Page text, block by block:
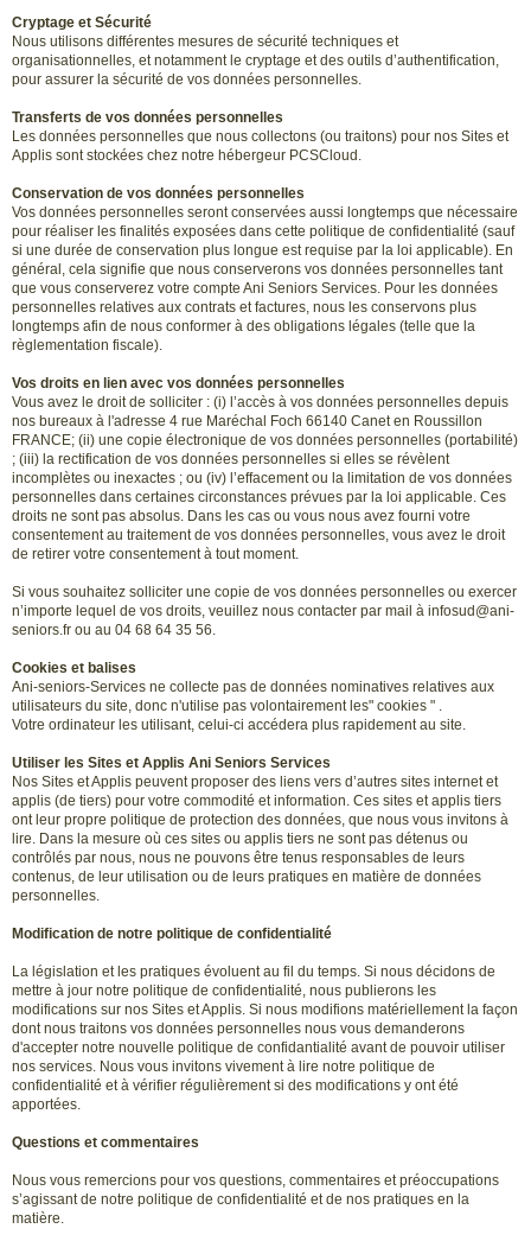
Cryptage et Sécurité
Nous utilisons différentes mesures de sécurité techniques et
organisationnelles, et notamment le cryptage et des outils d’authentification,
pour assurer la sécurité de vos données personnelles.
Transferts de vos données personnelles
Les données personnelles que nous collectons (ou traitons) pour nos Sites et
Applis sont stockées chez notre hébergeur PCSCloud.
Conservation de vos données personnelles
Vos données personnelles seront conservées aussi longtemps que nécessaire
pour réaliser les finalités exposées dans cette politique de confidentialité (sauf
si une durée de conservation plus longue est requise par la loi applicable). En
général, cela signifie que nous conserverons vos données personnelles tant
que vous conserverez votre compte Ani Seniors Services. Pour les données
personnelles relatives aux contrats et factures, nous les conservons plus
longtemps afin de nous conformer à des obligations légales (telle que la
règlementation fiscale).
Vos droits en lien avec vos données personnelles
Vous avez le droit de solliciter : (i) l’accès à vos données personnelles depuis
nos bureaux à l'adresse 4 rue Maréchal Foch 66140 Canet en Roussillon
FRANCE; (ii) une copie électronique de vos données personnelles (portabilité)
; (iii) la rectification de vos données personnelles si elles se révèlent
incomplètes ou inexactes ; ou (iv) l’effacement ou la limitation de vos données
personnelles dans certaines circonstances prévues par la loi applicable. Ces
droits ne sont pas absolus. Dans les cas ou vous nous avez fourni votre
consentement au traitement de vos données personnelles, vous avez le droit
de retirer votre consentement à tout moment.
Si vous souhaitez solliciter une copie de vos données personnelles ou exercer
n’importe lequel de vos droits, veuillez nous contacter par mail à infosud@ani-
seniors.fr ou au 04 68 64 35 56.
Cookies et balises
Ani-seniors-Services ne collecte pas de données nominatives relatives aux
utilisateurs du site, donc n'utilise pas volontairement les" cookies " .
Votre ordinateur les utilisant, celui-ci accédera plus rapidement au site.
Utiliser les Sites et Applis Ani Seniors Services
Nos Sites et Applis peuvent proposer des liens vers d’autres sites internet et
applis (de tiers) pour votre commodité et information. Ces sites et applis tiers
ont leur propre politique de protection des données, que nous vous invitons à
lire. Dans la mesure où ces sites ou applis tiers ne sont pas détenus ou
contrôlés par nous, nous ne pouvons être tenus responsables de leurs
contenus, de leur utilisation ou de leurs pratiques en matière de données
personnelles.
Modification de notre politique de confidentialité
La législation et les pratiques évoluent au fil du temps. Si nous décidons de
mettre à jour notre politique de confidentialité, nous publierons les
modifications sur nos Sites et Applis. Si nous modifions matériellement la façon
dont nous traitons vos données personnelles nous vous demanderons
d'accepter notre nouvelle politique de confidantialité avant de pouvoir utiliser
nos services. Nous vous invitons vivement à lire notre politique de
confidentialité et à vérifier régulièrement si des modifications y ont été
apportées.
Questions et commentaires
Nous vous remercions pour vos questions, commentaires et préoccupations
s’agissant de notre politique de confidentialité et de nos pratiques en la
matière.